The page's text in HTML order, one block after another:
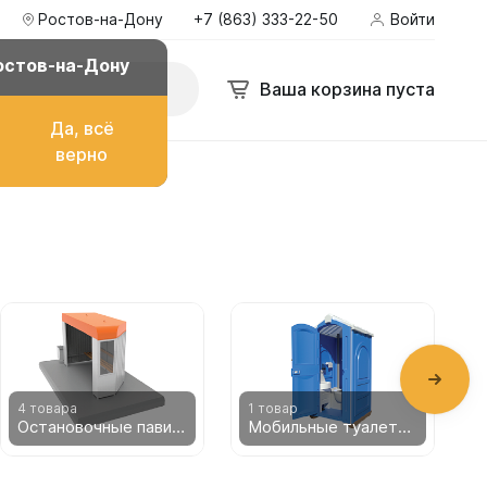
+7 (863) 333-22-50 zakaz@ekopromgroup.ru Войти
Ростов-на-Дону
на-Дону
Да, всё
верно
+7 (863) 333-22-50 Войти
Ваша корзина пуста
топлива
4 товара
Остановочные павильоны
1 товар
Мобильные туалетные кабины